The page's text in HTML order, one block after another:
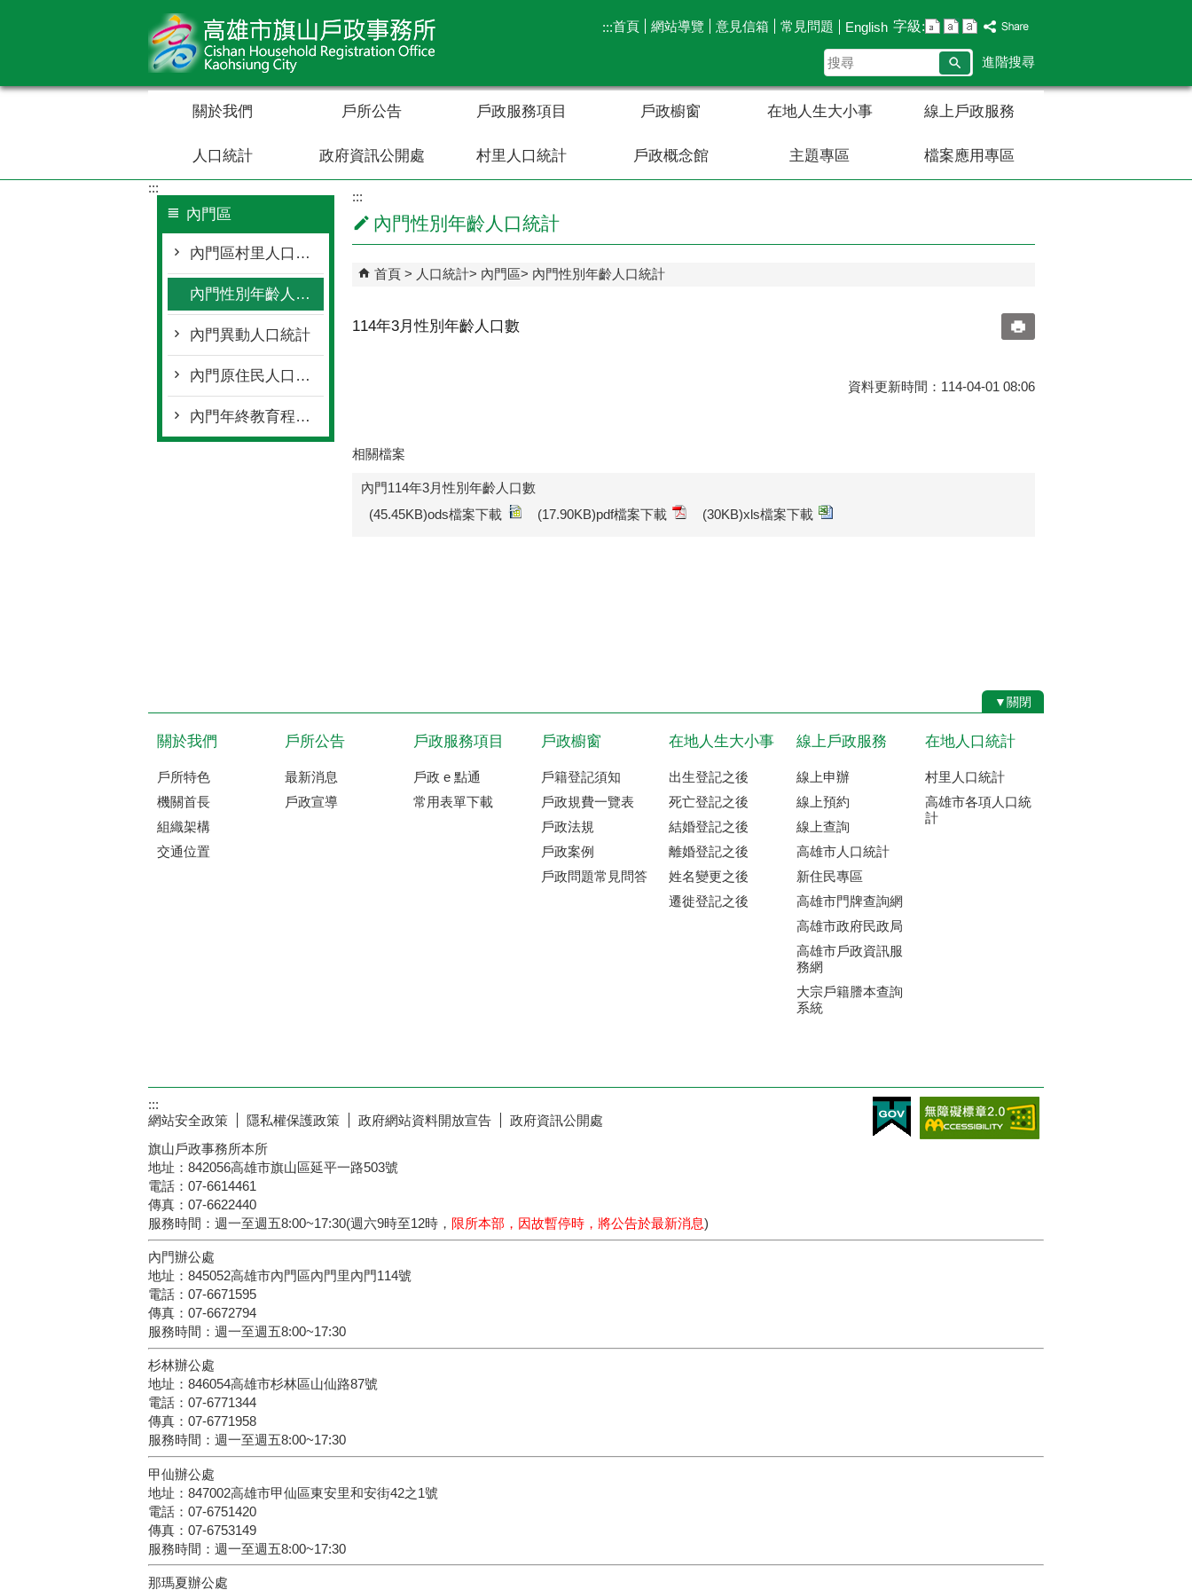
:::首頁 網站導覽 意見信箱 常見問題 English 字級:
搜
尋
進階搜尋
關於我們 戶所公告 戶政服務項目 戶政櫥窗 在地人生大小事 線上戶政服務
人口統計 政府資訊公開處 村里人口統計 戶政概念館 主題專區 檔案應用專區
:::
內門區
內門區村里人口統計
內門性別年齡人口統計
內門異動人口統計
內門原住民人口統計
內門年終教育程度統計
:::
內門性別年齡人口統計
首頁 人口統計 內門區 內門性別年齡人口統計
114年3月性別年齡人口數
資料更新時間：114-04-01 08:06
相關檔案
內門114年3月性別年齡人口數
(45.45KB)ods檔案下載
(17.90KB)pdf檔案下載 (30KB)xls檔案下載
▼關閉
關於我們
戶所特色
機關首長
組織架構
交通位置
戶所公告
最新消息
戶政宣導
戶政服務項目
戶政 e 點通
常用表單下載
戶政櫥窗
戶籍登記須知
戶政規費一覽表
戶政法規
戶政案例
戶政問題常見問答
在地人生大小事
出生登記之後
死亡登記之後
結婚登記之後
離婚登記之後
姓名變更之後
遷徙登記之後
線上戶政服務
線上申辦
線上預約
線上查詢
高雄市人口統計
新住民專區
高雄市門牌查詢網
高雄市政府民政局
高雄市戶政資訊服
務網
大宗戶籍謄本查詢
系統
在地人口統計
村里人口統計
高雄市各項人口統
計
:::
網站安全政策
隱私權保護政策 政府網站資料開放宣告
政府資訊公開處
旗山戶政事務所本所
地址：842056高雄市旗山區延平一路503號
電話：07-6614461
傳真：07-6622440
服務時間：週一至週五8:00~17:30(週六9時至12時， 限所本部，因故暫停時，將公告於最新消息)
內門辦公處
地址：845052高雄市內門區內門里內門114號
電話：07-6671595
傳真：07-6672794
服務時間：週一至週五8:00~17:30
杉林辦公處
地址：846054高雄市杉林區山仙路87號
電話：07-6771344
傳真：07-6771958
服務時間：週一至週五8:00~17:30
甲仙辦公處
地址：847002高雄市甲仙區東安里和安街42之1號
電話：07-6751420
傳真：07-6753149
服務時間：週一至週五8:00~17:30
那瑪夏辦公處